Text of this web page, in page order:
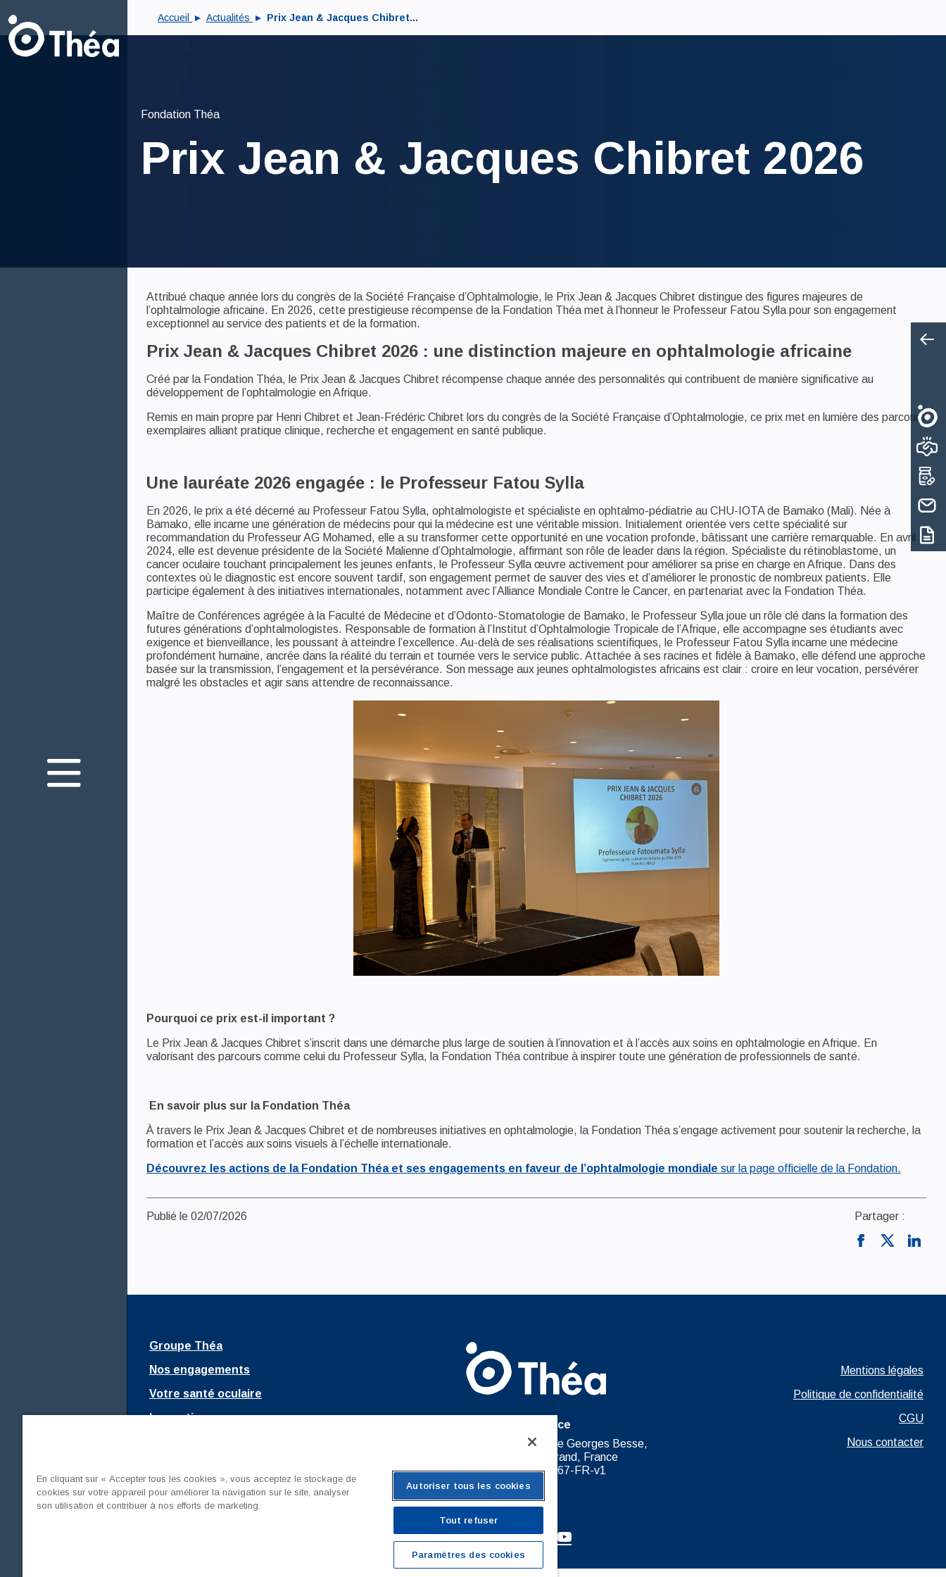
Accueil Actualités Prix Jean & Jacques Chibret...
Fondation Théa
Prix Jean & Jacques Chibret 2026
Attribué chaque année lors du congrès de la Société Française d’Ophtalmologie, le Prix Jean & Jacques Chibret distingue des figures majeures de
l’ophtalmologie africaine. En 2026, cette prestigieuse récompense de la Fondation Théa met à l’honneur le Professeur Fatou Sylla pour son engagement
exceptionnel au service des patients et de la formation.
Prix Jean & Jacques Chibret 2026 : une distinction majeure en ophtalmologie africaine
Créé par la Fondation Théa, le Prix Jean & Jacques Chibret récompense chaque année des personnalités qui contribuent de manière significative au
développement de l’ophtalmologie en Afrique.
Remis en main propre par Henri Chibret et Jean-Frédéric Chibret lors du congrès de la Société Française d’Ophtalmologie, ce prix met en lumière des parcours
exemplaires alliant pratique clinique, recherche et engagement en santé publique.
Une lauréate 2026 engagée : le Professeur Fatou Sylla
En 2026, le prix a été décerné au Professeur Fatou Sylla, ophtalmologiste et spécialiste en ophtalmo-pédiatrie au CHU-IOTA de Bamako (Mali). Née à
Bamako, elle incarne une génération de médecins pour qui la médecine est une véritable mission. Initialement orientée vers cette spécialité sur
recommandation du Professeur AG Mohamed, elle a su transformer cette opportunité en une vocation profonde, bâtissant une carrière remarquable. En avril
2024, elle est devenue présidente de la Société Malienne d’Ophtalmologie, affirmant son rôle de leader dans la région. Spécialiste du rétinoblastome, un
cancer oculaire touchant principalement les jeunes enfants, le Professeur Sylla œuvre activement pour améliorer sa prise en charge en Afrique. Dans des
contextes où le diagnostic est encore souvent tardif, son engagement permet de sauver des vies et d’améliorer le pronostic de nombreux patients. Elle
participe également à des initiatives internationales, notamment avec l’Alliance Mondiale Contre le Cancer, en partenariat avec la Fondation Théa.
Maître de Conférences agrégée à la Faculté de Médecine et d’Odonto-Stomatologie de Bamako, le Professeur Sylla joue un rôle clé dans la formation des
futures générations d’ophtalmologistes. Responsable de formation à l’Institut d’Ophtalmologie Tropicale de l’Afrique, elle accompagne ses étudiants avec
exigence et bienveillance, les poussant à atteindre l’excellence. Au-delà de ses réalisations scientifiques, le Professeur Fatou Sylla incarne une médecine
profondément humaine, ancrée dans la réalité du terrain et tournée vers le service public. Attachée à ses racines et fidèle à Bamako, elle défend une approche
basée sur la transmission, l’engagement et la persévérance. Son message aux jeunes ophtalmologistes africains est clair : croire en leur vocation, persévérer
malgré les obstacles et agir sans attendre de reconnaissance.
Pourquoi ce prix est-il important ?
Le Prix Jean & Jacques Chibret s’inscrit dans une démarche plus large de soutien à l’innovation et à l’accès aux soins en ophtalmologie en Afrique. En
valorisant des parcours comme celui du Professeur Sylla, la Fondation Théa contribue à inspirer toute une génération de professionnels de santé.
En savoir plus sur la Fondation Théa
À travers le Prix Jean & Jacques Chibret et de nombreuses initiatives en ophtalmologie, la Fondation Théa s’engage activement pour soutenir la recherche, la
formation et l’accès aux soins visuels à l’échelle internationale.
Découvrez les actions de la Fondation Théa et ses engagements en faveur de l’ophtalmologie mondiale sur la page officielle de la Fondation.
Publié le 02/07/2026 Partager :
Théa France
Théa Pharma France 37 rue Georges Besse,
63100 Clermont-Ferrand, France
NON-COR-FR-2967-FR-v1
Groupe Théa
Nos engagements
Votre santé oculaire
Innovations
Mediaroom
Ouvrir dans un
Mentions légales
Ouvrir dans un nouvel onglet
Politique de confidentialité
Ouvrir
CGU
Nous contacter
En cliquant sur « Accepter tous les cookies », vous acceptez le stockage de
cookies sur votre appareil pour améliorer la navigation sur le site, analyser
son utilisation et contribuer à nos efforts de marketing.
Autoriser tous les cookies
Tout refuser
Paramètres des cookies